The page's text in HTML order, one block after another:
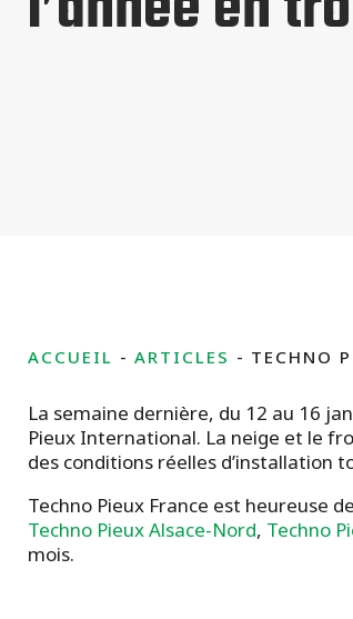
ACCUEIL ARTICLES TECHNO
La semaine dernière, du 12 au 16
Pieux International. La neige et le
des conditions réelles d’installation
Techno Pieux France est heureuse
Techno Pieux Alsace-Nord, Techno
mois.